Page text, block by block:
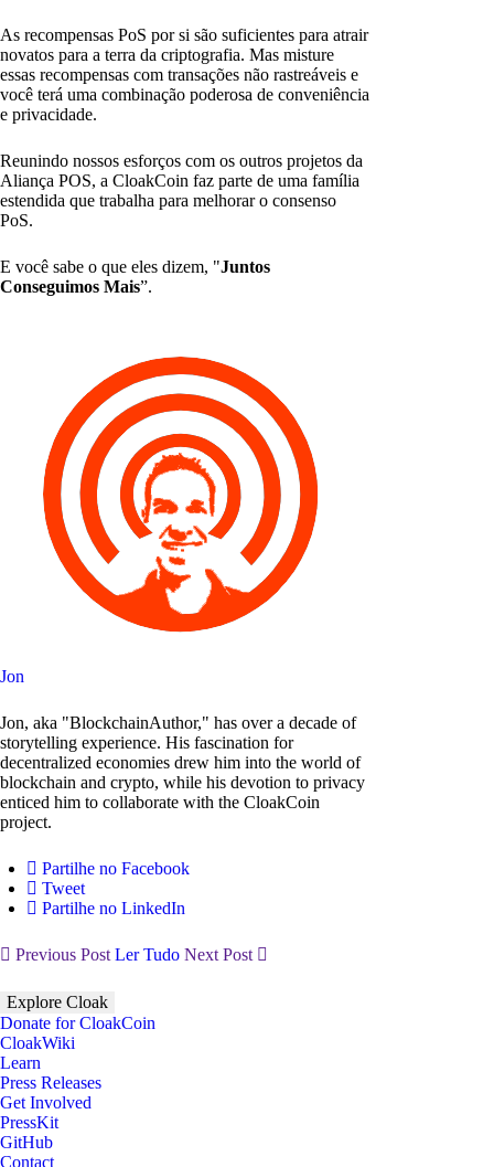
As recompensas PoS por si são suficientes para atrair
novatos para a terra da criptografia. Mas misture
essas recompensas com transações não rastreáveis e
você terá uma combinação poderosa de conveniência
e privacidade.
Reunindo nossos esforços com os outros projetos da
Aliança POS, a CloakCoin faz parte de uma família
estendida que trabalha para melhorar o consenso
PoS.
E você sabe o que eles dizem, "Juntos
Conseguimos Mais”.
Jon
Jon, aka "BlockchainAuthor," has over a decade of
storytelling experience. His fascination for
decentralized economies drew him into the world of
blockchain and crypto, while his devotion to privacy
enticed him to collaborate with the CloakCoin
project.
Partilhe no Facebook
Tweet
Partilhe no LinkedIn
Previous Post Ler Tudo Next Post
Explore Cloak
Donate for CloakCoin
CloakWiki
Learn
Press Releases
Get Involved
PressKit
GitHub
Contact